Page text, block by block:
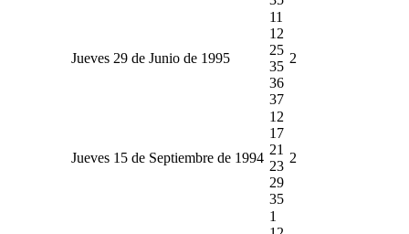
Jueves 29 de Junio de 1995
11
12
25
35
36
37
2
Jueves 15 de Septiembre de 1994
12
17
21
23
29
35
2
1